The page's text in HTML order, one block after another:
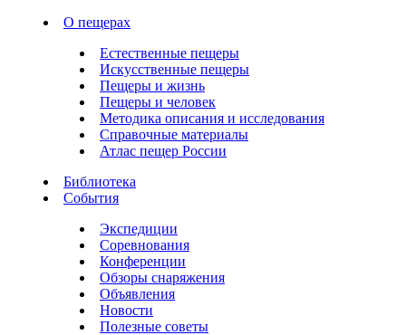
О пещерах
Естественные пещеры
Искусственные пещеры
Пещеры и жизнь
Пещеры и человек
Методика описания и исследования
Справочные материалы
Атлас пещер России
Библиотека
События
Экспедиции
Соревнования
Конференции
Обзоры снаряжения
Объявления
Новости
Полезные советы